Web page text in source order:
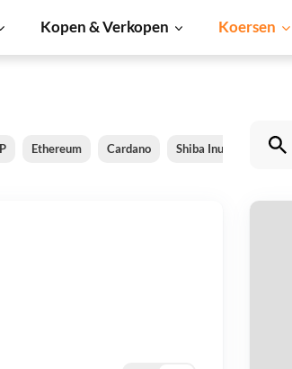
Kopen & Verkopen Koersen
Ethereum Cardano Shiba Inu Dogecoin